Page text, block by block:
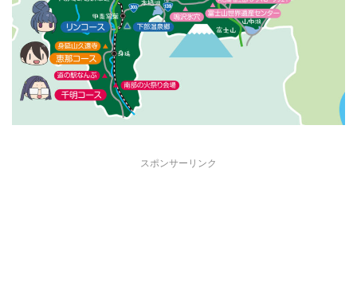
スポンサーリンク